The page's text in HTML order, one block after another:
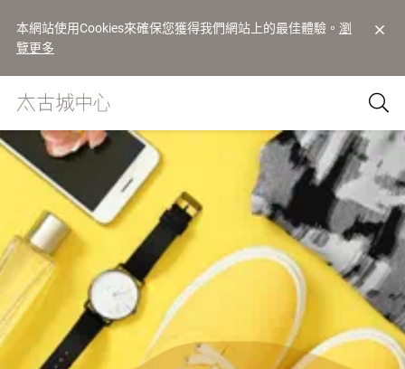
本網站使用Cookies來確保您獲得我們網站上的最佳體驗。 瀏
覽更多